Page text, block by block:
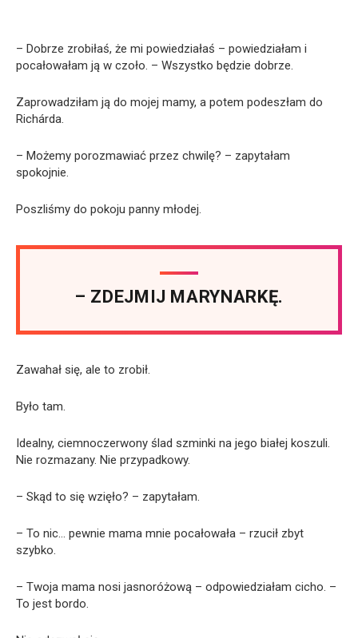
– Dobrze zrobiłaś, że mi powiedziałaś – powiedziałam i
pocałowałam ją w czoło. – Wszystko będzie dobrze.
Zaprowadziłam ją do mojej mamy, a potem podeszłam do
Richárda.
– Możemy porozmawiać przez chwilę? – zapytałam
spokojnie.
Poszliśmy do pokoju panny młodej.
– ZDEJMIJ MARYNARKĘ.
Zawahał się, ale to zrobił.
Było tam.
Idealny, ciemnoczerwony ślad szminki na jego białej koszuli.
Nie rozmazany. Nie przypadkowy.
– Skąd to się wzięło? – zapytałam.
– To nic… pewnie mama mnie pocałowała – rzucił zbyt
szybko.
– Twoja mama nosi jasnoróżową – odpowiedziałam cicho. –
To jest bordo.